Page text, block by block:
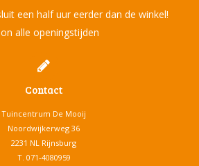
een half uur eerder dan de winkel!
alle openingstijden
Contact
Tuincentrum De Mooij
Noordwijkerweg 36
2231 NL Rijnsburg
T. 071-4080959